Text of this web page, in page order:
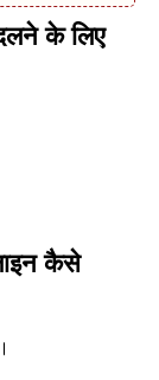
के लिए
कैसे